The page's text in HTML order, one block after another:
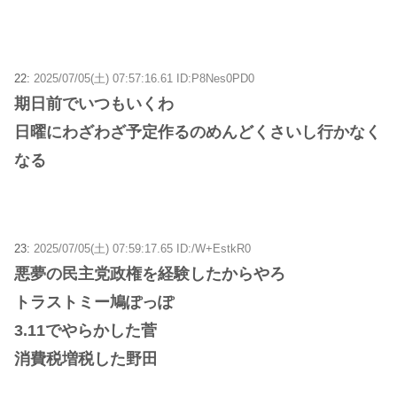
22: 2025/07/05(土) 07:57:16.61 ID:P8Nes0PD0
期日前でいつもいくわ
日曜にわざわざ予定作るのめんどくさいし行かなく
なる
23: 2025/07/05(土) 07:59:17.65 ID:/W+EstkR0
悪夢の民主党政権を経験したからやろ
トラストミー鳩ぽっぽ
3.11でやらかした菅
消費税増税した野田